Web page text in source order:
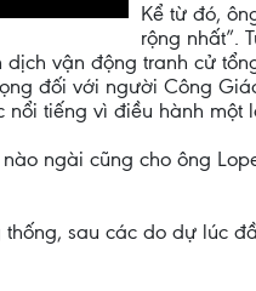
Kể từ đó,
rộng nhất”.
vận động tranh cử
đối với người Công
tiếng vì điều hành
ngài cũng cho ông
sau các do dự lúc